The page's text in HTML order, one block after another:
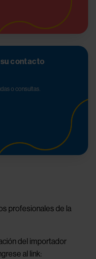
contacto
o consultas.
profesionales de la
del importador
al link: